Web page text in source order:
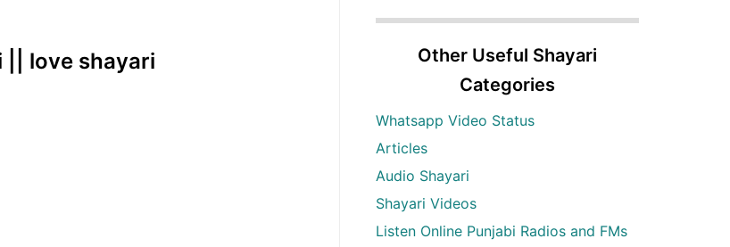
|| love shayari
Other Useful Shayari
Categories
Whatsapp Video Status
Articles
Audio Shayari
Shayari Videos
Listen Online Punjabi Radios and FMs